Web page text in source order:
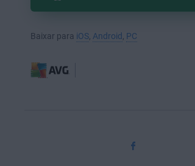
Baixar para iOS Android PC